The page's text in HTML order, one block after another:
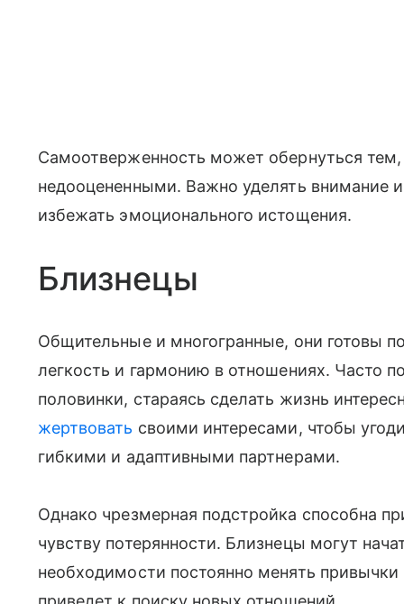
Самоотверженность может обернуться
недооцененными. Важно уделять внимание
избежать эмоционального истощения.
Близнецы
Общительные и многогранные, они готовы
легкость и гармонию в отношениях. Часто
половинки, стараясь сделать жизнь
жертвовать своими интересами, чтобы
гибкими и адаптивными партнерами.
Однако чрезмерная подстройка способна
чувству потерянности. Близнецы могут
необходимости постоянно менять